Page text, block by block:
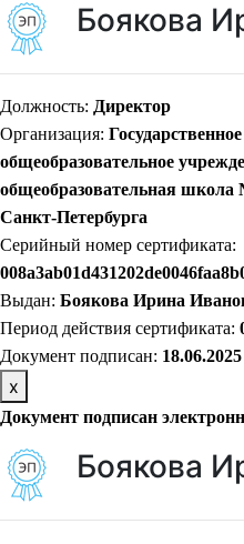
Боякова
Должность: Директор
Организация:
общеобразовательное
общеобразовательная
Санкт-Петербурга
Серийный номер сертификата:
Выдан: Боякова Ирина
Период действия сертификата:
Документ подписан: 18.06.2025
х
Документ подписан
Боякова